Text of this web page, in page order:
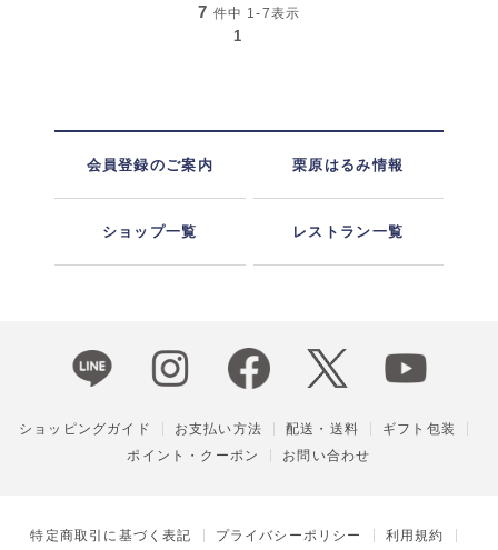
7 件中 1-7表示
1
会員登録のご案内 栗原はるみ情報
ショップ一覧 レストラン一覧
ショッピングガイド お支払い方法 配送・送料
ギフト包装
ポイント・クーポン
お問い合わせ
特定商取引に基づく表記 プライバシーポリシー 利用規約